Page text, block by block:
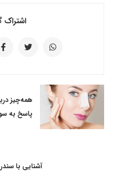
اشتراک
همه‌چیز
پاسخ به
آشنایی با